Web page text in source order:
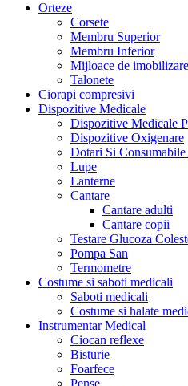
Orteze
Corsete
Membru Superior
Membru Inferior
Mijloace de imobilizare
Talonete
Ciorapi compresivi
Dispozitive Medicale
Dispozitive Medicale
Dispozitive Oxigenare
Dotari Si
Lupe
Lanterne
Cantare
Cantare adulti
Cantare copii
Testare Glucoza
Pompa San
Termometre
Costume si saboti medicali
Saboti medicali
Costume si halate
Instrumentar Medical
Ciocan reflexe
Bisturie
Foarfece
Pense